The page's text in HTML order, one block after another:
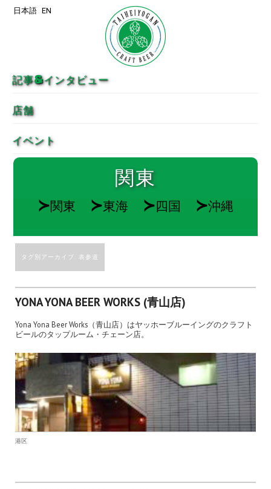
記事&インタビュー
店舗
イベント
日本語 EN
関東
≻関東 ≻東海 ≻四国 ≻沖縄
タグ別アーカイブ: 表参道
YONA YONA BEER WORKS (青山店)
Yona Yona Beer Works（青山店）はヤッホーブルーイングのクラフト
ビールのタップルーム・チェーン店。
港区